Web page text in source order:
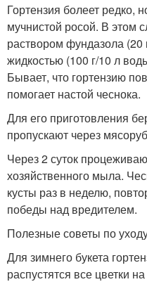
Гортензия болеет редко,
мучнистой росой. В этом
раствором фундазола
жидкостью (100 г/10 л
Бывает, что гортензию
помогает настой чеснока.
Для его приготовления
пропускают через
Через 2 суток
хозяйственного мыла.
кусты раз в неделю,
победы над вредителем.
Полезные советы по
Для зимнего букета
распустятся все цветки